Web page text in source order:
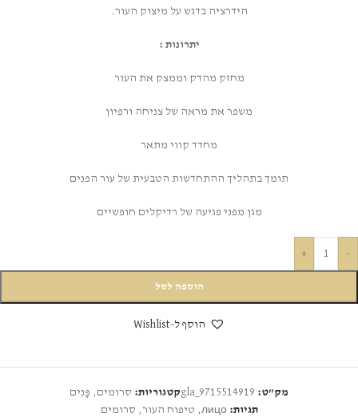
הידרציה בדגש על מיצוק העור.
יתרונות :
מחזק מהדק וממצק את העור
משפר את מראה של צניחה ורפיון
מחדד קווי מתאר
תומך בתהליך ההתחדשות הטבעית של עור הפנים
מגן מפני פגיעה של רדיקלים חופשיים
-
+
הוספה לסל
הוסף ל-Wishlist
מק"ט: gla_9715514919קטגוריות: סרומים , פָּנִים
תגיות: лицо
, טיפוח העור, סרומים